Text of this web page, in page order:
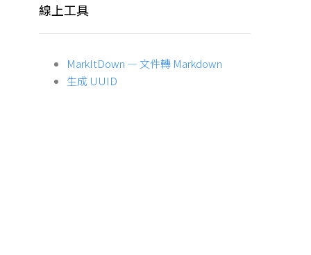
線上工具
MarkItDown — 文件轉 Markdown
生成 UUID